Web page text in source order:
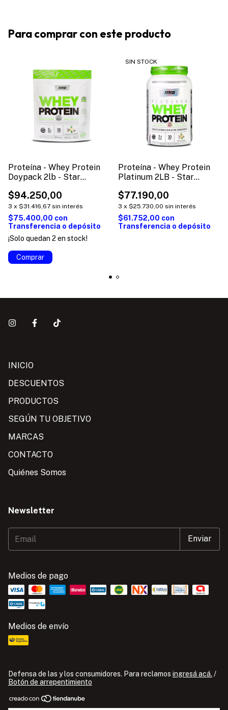
Para comprar con este producto
Proteína - Whey Protein
Doypack 2lb - Star
$94.250,00
3 x $31.416,67 sin interés
$75.400,00 con
Transferencia o depósito
¡Solo quedan 2 en stock!
Comprar
SIN STOCK
Proteína - Whey Protein
Platinum 2LB - Star
$77.190,00
3 x $25.730,00 sin interés
$61.752,00 con
Transferencia o depósito
INICIO
DESCUENTOS
PRODUCTOS
SEGÚN TU OBJETIVO
MARCAS
CONTACTO
Quiénes Somos
Newsletter
Medios de pago
Medios de envío
Defensa de las y los consumidores. Para reclamos ingresá acá. /
Botón de arrepentimiento